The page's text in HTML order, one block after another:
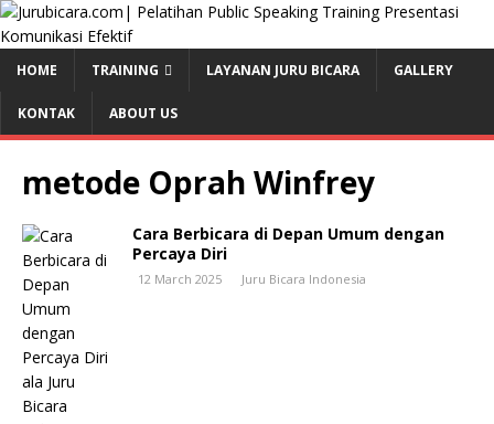
HOME TRAINING LAYANAN JURU BICARA GALLERY
KONTAK ABOUT US
metode Oprah Winfrey
Cara Berbicara di Depan Umum dengan
Percaya Diri
12 March 2025 Juru Bicara Indonesia